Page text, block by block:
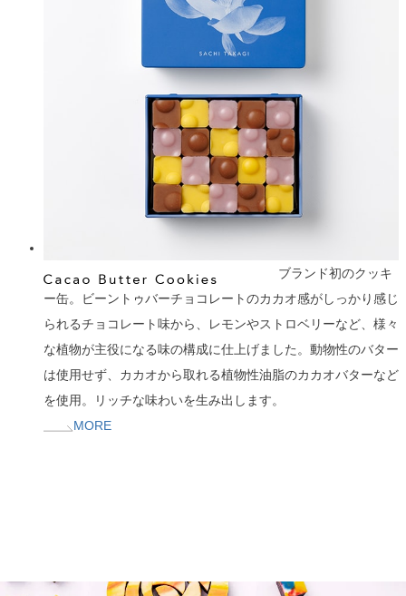
ブランド初のクッキ
ー缶。ビーントゥバーチョコレートのカカオ感がしっかり感じ
られるチョコレート味から、レモンやストロベリーなど、様々
な植物が主役になる味の構成に仕上げました。動物性のバター
は使用せず、カカオから取れる植物性油脂のカカオバターなど
を使用。リッチな味わいを生み出します。
MORE